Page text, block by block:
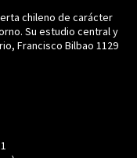
chileno de carácter
Su estudio central y
Francisco Bilbao 1129